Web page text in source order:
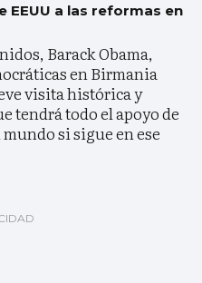
EEUU a las reformas en
Barack Obama,
en Birmania
visita histórica y
tendrá todo el apoyo de
si sigue en ese